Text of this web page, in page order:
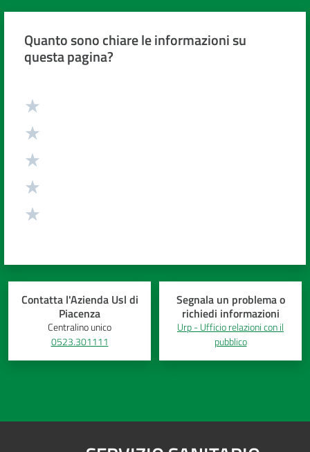
Quanto sono chiare le informazioni su
questa pagina?
Contatta l'Azienda Usl di
Piacenza
Centralino unico
0523.301111
Segnala un problema o
richiedi informazioni
Urp - Ufficio relazioni con il
pubblico